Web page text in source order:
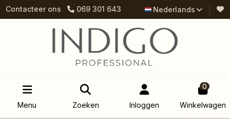
Contacteer ons 069 301 643 Nederlands
Menu Zoeken Inloggen
0
Winkelwagen